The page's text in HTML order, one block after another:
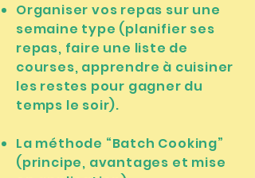
Organiser vos repas sur une
semaine type (planifier ses
repas, faire une liste de
courses, apprendre à cuisiner
les restes pour gagner du
temps le soir).
La méthode “Batch Cooking”
(principe, avantages et mise